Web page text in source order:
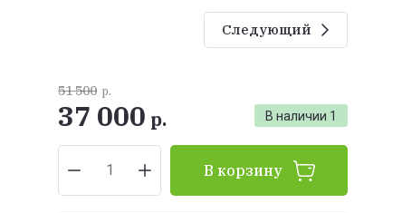
Следующий
В наличии 1
51 500 р.
37 000 р.
В корзину